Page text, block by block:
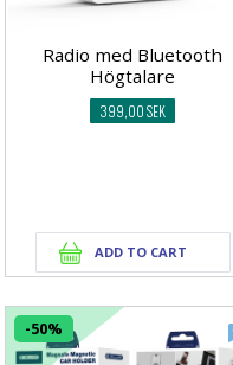
Radio med Bluetooth
Högtalare
399,00 SEK
-50%